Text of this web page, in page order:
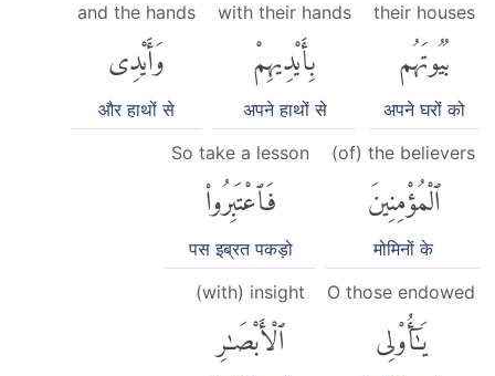
their houses
بُيُوتَهُم
अपने घरों को
with their hands
بِأَيْدِيهِمْ
अपने हाथों से
and the hands
وَأَيْدِى
और हाथों से
(of) the believers
ٱلْمُؤْمِنِينَ
मोमिनों के
So take a lesson
فَٱعْتَبِرُوا۟
पस इब्रत पकड़ो
O those endowed
يَٰٓأُو۟لِى
(with) insight
ٱلْأَبْصَٰرِ